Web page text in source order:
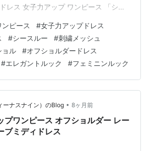
レス 女子力アップ ワンピース 「シー
刺繍メッシュラッフルオフショルでエ
ニンルック！ スリットはサイドでなく
て控えめなデザイン！ バックルックも
ッシュラッフルでエレガントに魅せま
ピース #女子力アップドレス
#シースルー #刺繍メッシュ
ョル #オフショルダードレス
#エレガントルック #フェミニンルック
ーナスナイン）のBlog • 8ヶ月前
プワンピース オフショルダー レー
ブミディドレス